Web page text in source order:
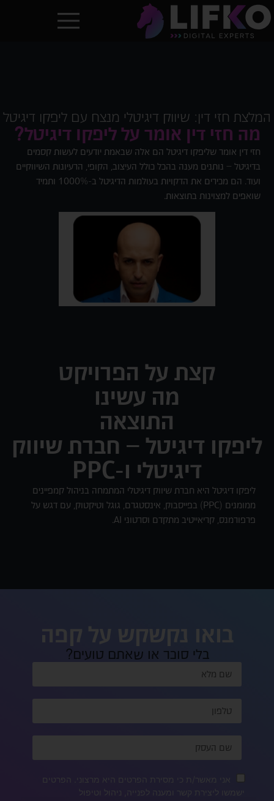
המלצת חזי דין: שיווק דיגיטלי מנצח עם ליפקו דיגיטל
מה חזי דין אומר על ליפקו דיגיטל?
חזי דין אומר שליפקו דיגיטל הם אלה שבאמת יודעים לעשות קסמים
בדיגיטל – נותנים מענה בהכל כולל העיצוב, הקופי, הרעיונות השיווקיים
ועוד. הם מכירים את הדקויות בעולמות הדיגיטל ב-1000% ותמיד
שואפים למצוינות בתוצאות.
קצת על הפרויקט
מה עשינו
התוצאה
ליפקו דיגיטל – חברת שיווק
דיגיטלי ו-PPC
ליפקו דיגיטל היא חברת שיווק דיגיטלי המתמחה בניהול קמפיינים
ממומנים (PPC) בפייסבוק, אינסטגרם, גוגל וטיקטוק, עם דגש על
פרפורמנס, קריאייטיב מתקדם וסרטוני AI.
בואו נקשקש על קפה
בלי סוכר או שאתם טועים?
אני מאשר/ת כי מסירת הפרטים היא מרצוני. הפרטים
ישמשו ליצירת קשר ומענה לפנייה, ניהול וטיפול